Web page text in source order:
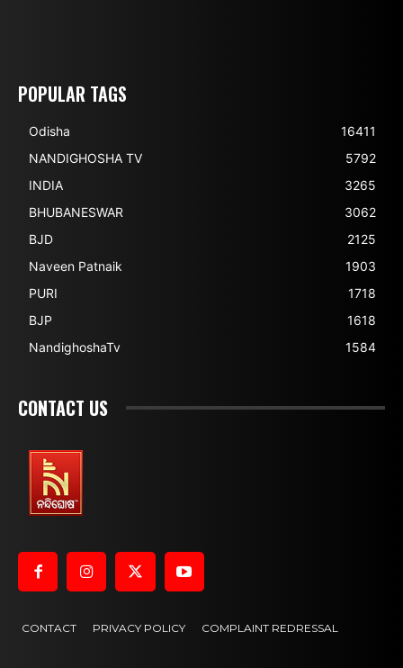
POPULAR TAGS
Odisha
16411
NANDIGHOSHA TV
5792
INDIA
3265
BHUBANESWAR
3062
BJD
2125
Naveen Patnaik
1903
PURI
1718
BJP
1618
NandighoshaTv
1584
CONTACT US
CONTACT PRIVACY POLICY COMPLAINT REDRESSAL